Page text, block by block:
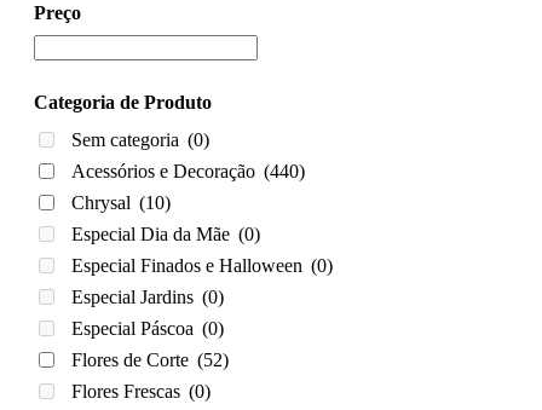
Preço
Categoria de Produto
Sem categoria (0)
Acessórios e Decoração (440)
Chrysal (10)
Especial Dia da Mãe (0)
Especial Finados e Halloween (0)
Especial Jardins (0)
Especial Páscoa (0)
Flores de Corte (52)
Flores Frescas (0)